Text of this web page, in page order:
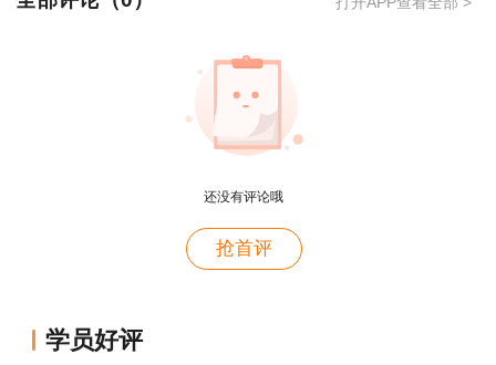
存在严重事故隐患时，应当及时告知相关单位，并
五十五条规定：特种设备检验、检测机构及其检
验、检测人员不得从事有关特种设备的生产、经营
活动，不得推荐或者监制、监销特种设备。
还没有评论哦
抢首评
学员好评
用户c3****b4